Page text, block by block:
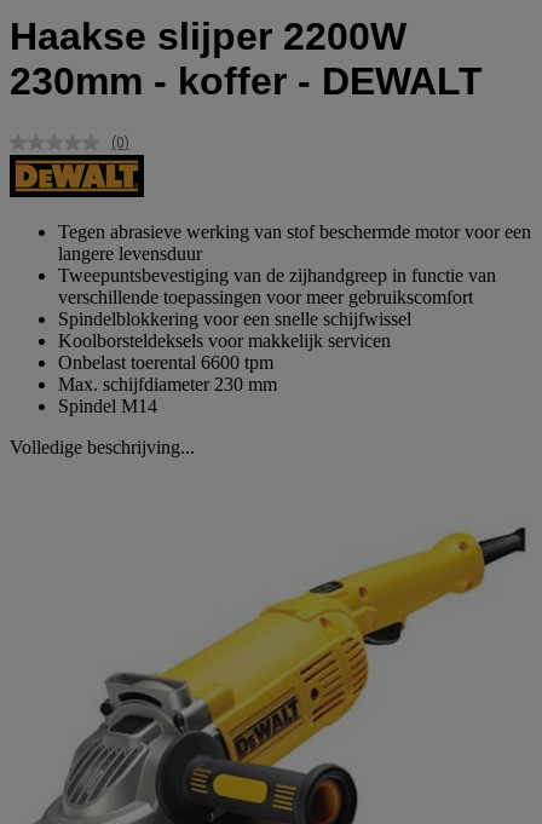
Haakse slijper 2200W
230mm - koffer - DEWALT
Geen
scorewaarde.
Dezelfde
(0)
Tegen abrasieve werking van stof beschermde motor voor een
langere levensduur
Tweepuntsbevestiging van de zijhandgreep in functie van
verschillende toepassingen voor meer gebruikscomfort
Spindelblokkering voor een snelle schijfwissel
Koolborsteldeksels voor makkelijk servicen
Onbelast toerental 6600 tpm
Max. schijfdiameter 230 mm
Spindel M14
Volledige beschrijving...